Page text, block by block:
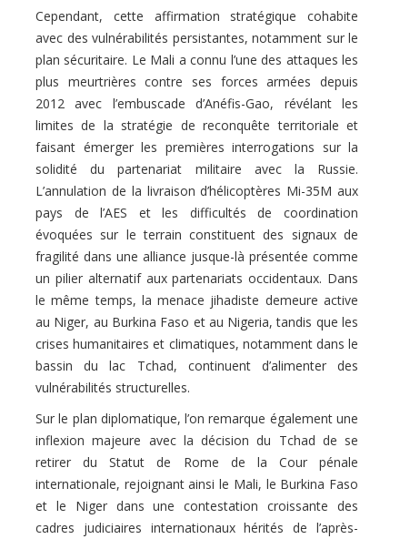
Cependant, cette affirmation stratégique cohabite
avec des vulnérabilités persistantes, notamment sur le
plan sécuritaire. Le Mali a connu l’une des attaques les
plus meurtrières contre ses forces armées depuis
2012 avec l’embuscade d’Anéfis-Gao, révélant les
limites de la stratégie de reconquête territoriale et
faisant émerger les premières interrogations sur la
solidité du partenariat militaire avec la Russie.
L’annulation de la livraison d’hélicoptères Mi-35M aux
pays de l’AES et les difficultés de coordination
évoquées sur le terrain constituent des signaux de
fragilité dans une alliance jusque-là présentée comme
un pilier alternatif aux partenariats occidentaux. Dans
le même temps, la menace jihadiste demeure active
au Niger, au Burkina Faso et au Nigeria, tandis que les
crises humanitaires et climatiques, notamment dans le
bassin du lac Tchad, continuent d’alimenter des
vulnérabilités structurelles.
Sur le plan diplomatique, l’on remarque également une
inflexion majeure avec la décision du Tchad de se
retirer du Statut de Rome de la Cour pénale
internationale, rejoignant ainsi le Mali, le Burkina Faso
et le Niger dans une contestation croissante des
cadres judiciaires internationaux hérités de l’après-